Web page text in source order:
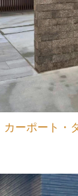
カーポート・